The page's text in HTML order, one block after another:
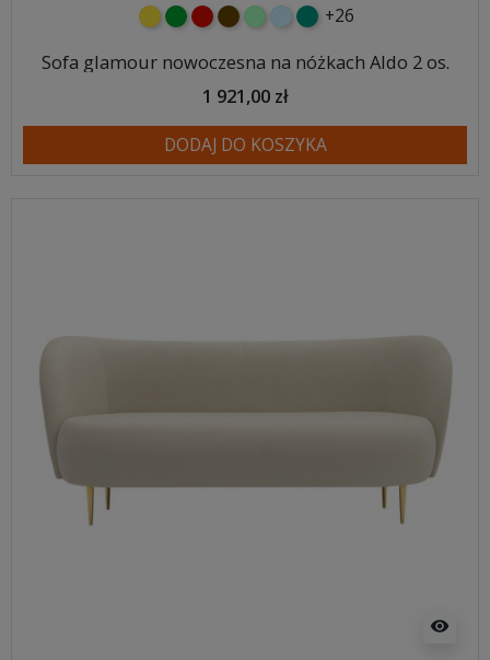
żółtyzielonyczerwony
czekoladowy
miętowybłękitny
turkusowy
+26
Sofa glamour nowoczesna na nóżkach Aldo 2 os.
1 921,00 zł
DODAJ DO KOSZYKA
visibility